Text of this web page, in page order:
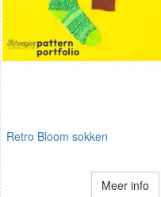
Retro Bloom sokken
Meer info